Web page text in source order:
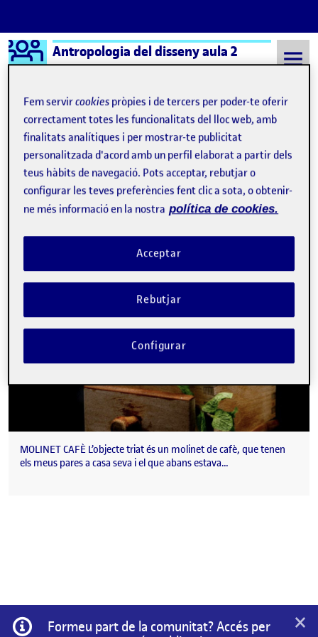
Saltar al contingut
Logo Ágora
Antropologia del disseny aula 2
Semestre 20212 - Aula 2 7 Març, 2022
7 Març, 2022
PAC 1: L’antropologia en el disseny
Publicat per
Vicky Sabater Masana
Data de publicació7 març, 2022 10:03 pm
MOLINET CAFÈ L’objecte triat és un molinet de cafè, que tenen
els meus pares a casa seva i el que abans estava…
Informació
Formeu part de la comunitat? Accés per
×
Fem servircookies pròpies i de tercers per poder-te oferir
correctament totes les funcionalitats del lloc web, amb
finalitats analítiques i per mostrar-te publicitat
personalitzada d'acord amb un perfil elaborat a partir dels
teus hàbits de navegació. Pots acceptar, rebutjar o
configurar les teves preferències fent clic a sota, o obtenir-
ne més informació en la nostra política de cookies.
Rebutjar
Acceptar
Configurar